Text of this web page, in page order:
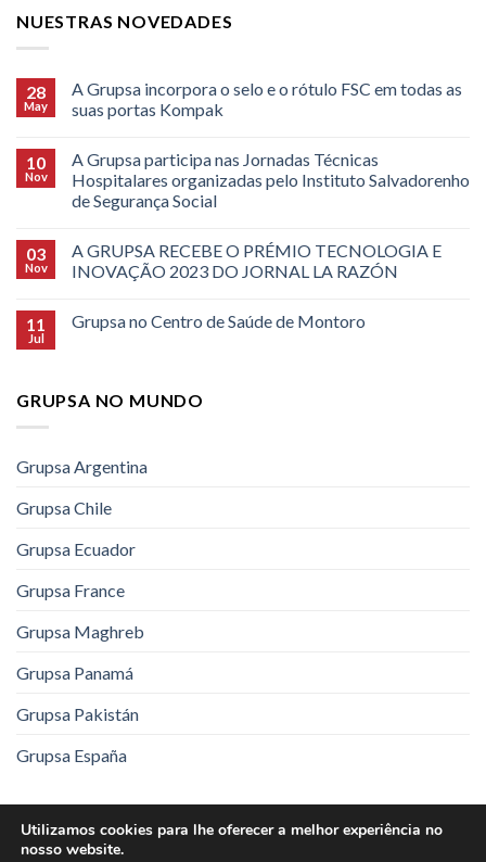
NUESTRAS NOVEDADES
28
May
A Grupsa incorpora o selo e o rótulo FSC em todas as
suas portas Kompak
10
Nov
A Grupsa participa nas Jornadas Técnicas
Hospitalares organizadas pelo Instituto Salvadorenho
de Segurança Social
03
Nov
A GRUPSA RECEBE O PRÉMIO TECNOLOGIA E
INOVAÇÃO 2023 DO JORNAL LA RAZÓN
11
Jul
Grupsa no Centro de Saúde de Montoro
GRUPSA NO MUNDO
Grupsa Argentina
Grupsa Chile
Grupsa Ecuador
Grupsa France
Grupsa Maghreb
Grupsa Panamá
Grupsa Pakistán
Grupsa España
Aviso Legal Política de Privacidade
Utilizamos cookies para lhe oferecer a melhor experiência no
nosso website.